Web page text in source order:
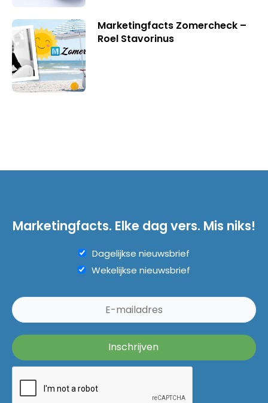
Marketingfacts Zomercheck –
Roel Stavorinus
Marketingfacts. Elke dag vers. Mis niks!
Dagelijkse nieuwsbrief
Wekelijkse nieuwsbrief